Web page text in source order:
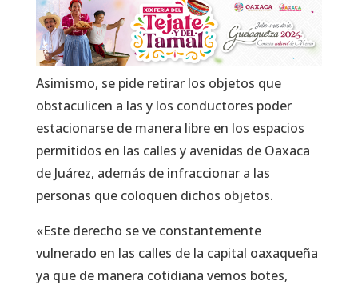
Asimismo, se pide retirar los objetos que
obstaculicen a las y los conductores poder
estacionarse de manera libre en los espacios
permitidos en las calles y avenidas de Oaxaca
de Juárez, además de infraccionar a las
personas que coloquen dichos objetos.
«Este derecho se ve constantemente
vulnerado en las calles de la capital oaxaqueña
ya que de manera cotidiana vemos botes,